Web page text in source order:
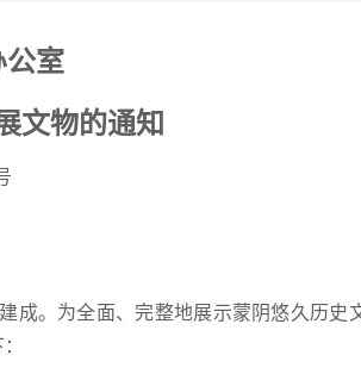
公室
文物的通知
成。为全面、完整地展示蒙阴悠久历史